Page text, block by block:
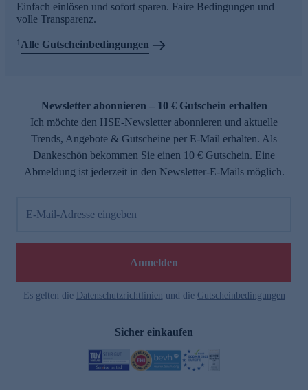
Einfach einlösen und sofort sparen. Faire Bedingungen und
volle Transparenz.
1 Alle Gutscheinbedingungen
Newsletter abonnieren – 10 € Gutschein erhalten
Ich möchte den HSE-Newsletter abonnieren und aktuelle
Trends, Angebote & Gutscheine per E-Mail erhalten. Als
Dankeschön bekommen Sie einen 10 € Gutschein. Eine
Abmeldung ist jederzeit in den Newsletter-E-Mails möglich.
E-Mail-Adresse eingeben
Anmelden
Es gelten die Datenschutzrichtlinien und die Gutscheinbedingungen
Sicher einkaufen